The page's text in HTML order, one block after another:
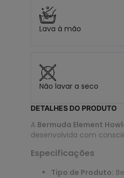
Lava à mão
Não lavar a seco
DETALHES DO PRODUTO
A Bermuda Element
desenvolvida com
Especificações
Tipo de Produto: